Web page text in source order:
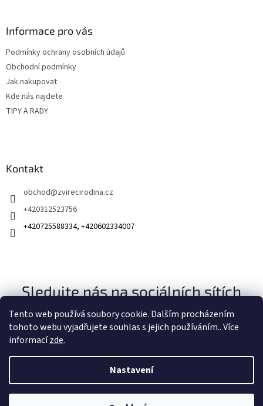
Tento web používá soubory cookie. Dalším procházením
tohoto webu vyjadřujete souhlas s jejich používáním.. Více
informacízde.
Nastavení
Informace pro vás
Podmínky ochrany osobních údajů
Obchodní podmínky
Jak nakupovat
Kde nás najdete
TIPY A RADY
Kontakt
obchod@zvirecirodina.cz
+420312523756
+420725588334, +420602334007
Sledujte nás na sociálních sítích
Vytvořil Shoptet